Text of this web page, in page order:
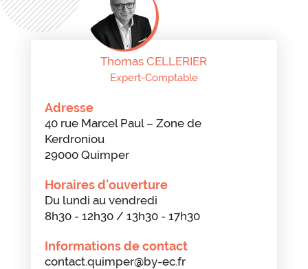
Thomas CELLERIER
Expert-Comptable
Adresse
40 rue Marcel Paul – Zone de
Kerdroniou
29000 Quimper
Horaires d'ouverture
Du lundi au vendredi
8h30 - 12h30 / 13h30 - 17h30
Informations de contact
contact.quimper@by-ec.fr